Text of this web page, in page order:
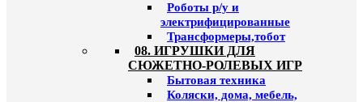
Роботы р/у и
электрифицированные
Трансформеры,тобот
08. ИГРУШКИ ДЛЯ
СЮЖЕТНО-РОЛЕВЫХ ИГР
Бытовая техника
Коляски, дома, мебель,